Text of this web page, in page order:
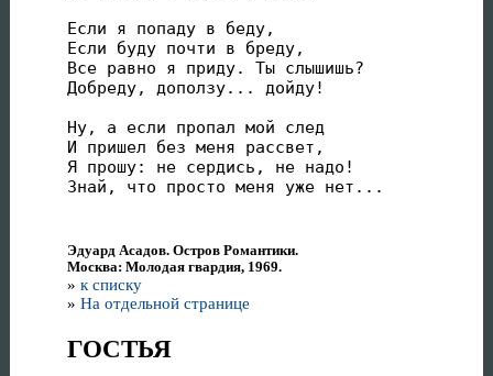
Если я попаду в беду,
Если буду почти в бреду,
Все равно я приду. Ты слышишь?
Добреду, доползу... дойду!
Ну, а если пропал мой след
И пришел без меня рассвет,
Я прошу: не сердись, не надо!
Знай, что просто меня уже нет...
Эдуард Асадов. Остров Романтики.
Москва: Молодая гвардия, 1969.
» к списку
» На отдельной странице
ГОСТЬЯ